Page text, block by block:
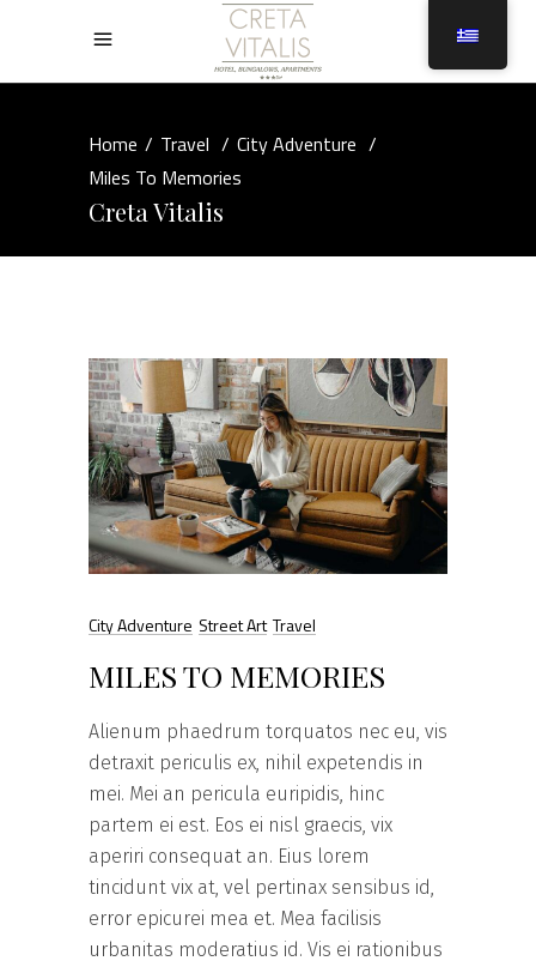
Home/Travel /City Adventure /
Miles To Memories
Creta Vitalis
City Adventure Street Art Travel
MILES TO MEMORIES
Alienum phaedrum torquatos nec eu, vis
detraxit periculis ex, nihil expetendis in
mei. Mei an pericula euripidis, hinc
partem ei est. Eos ei nisl graecis, vix
aperiri consequat an. Eius lorem
tincidunt vix at, vel pertinax sensibus id,
error epicurei mea et. Mea facilisis
urbanitas moderatius id. Vis ei rationibus